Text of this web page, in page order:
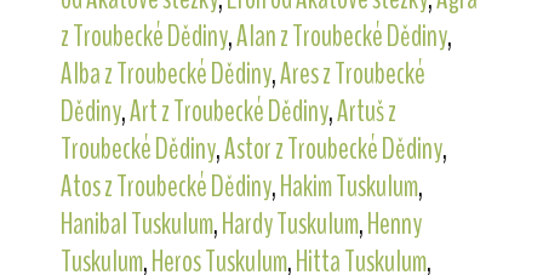
z Troubecké Dědiny,Alan z Troubecké Dědiny,
Alba z Troubecké Dědiny,Ares z Troubecké
Dědiny,Art z Troubecké Dědiny,Artuš z
Troubecké Dědiny,Astor z Troubecké Dědiny,
Atos z Troubecké Dědiny,Hakim Tuskulum,
Hanibal Tuskulum,Hardy Tuskulum,Henny
Tuskulum,Heros Tuskulum,Hitta Tuskulum,